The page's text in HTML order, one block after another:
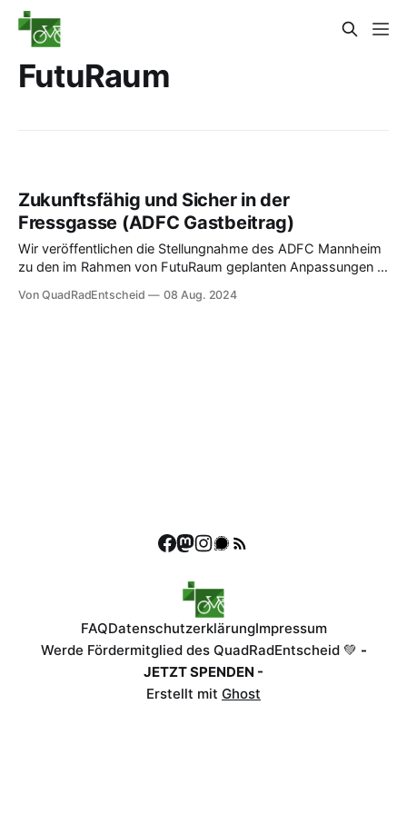
FutuRaum
Zukunftsfähig und Sicher in der
Fressgasse (ADFC Gastbeitrag)
Wir veröffentlichen die Stellungnahme des ADFC Mannheim
zu den im Rahmen von FutuRaum geplanten Anpassungen in
Von QuadRadEntscheid 08 Aug. 2024
FAQDatenschutzerklärungImpressum
Werde Fördermitglied des QuadRadEntscheid 💚 -
JETZT SPENDEN -
Erstellt mit Ghost